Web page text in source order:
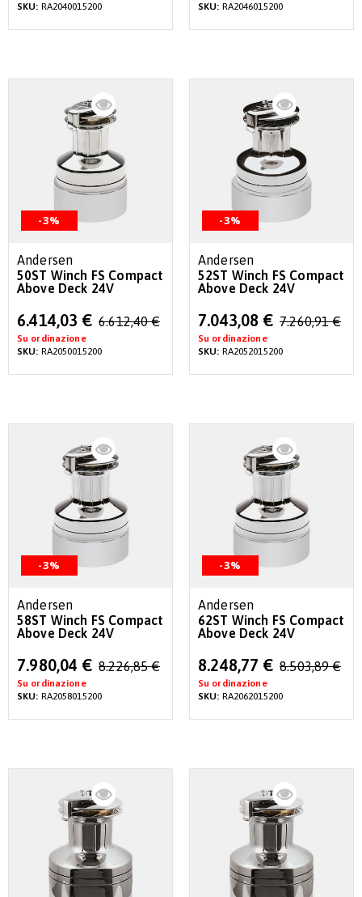
SKU: RA2040015200
SKU: RA2046015200
-3%
Andersen
50ST Winch FS Compact
Above Deck 24V
Special
Price
6.414,03 € 6.612,40 €
Su ordinazione
SKU: RA2050015200
-3%
Andersen
52ST Winch FS Compact
Above Deck 24V
Special
Price
7.043,08 € 7.260,91 €
Su ordinazione
SKU: RA2052015200
-3%
Andersen
58ST Winch FS Compact
Above Deck 24V
Special
Price
7.980,04 € 8.226,85 €
Su ordinazione
SKU: RA2058015200
-3%
Andersen
62ST Winch FS Compact
Above Deck 24V
Special
Price
8.248,77 € 8.503,89 €
Su ordinazione
SKU: RA2062015200